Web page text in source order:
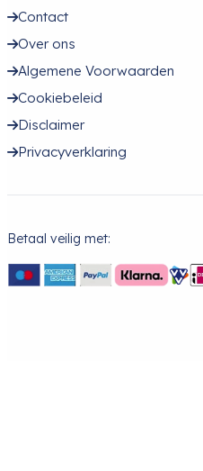
Contact
Over ons
Algemene Voorwaarden
Cookiebeleid
Disclaimer
Privacyverklaring
Betaal veilig met: